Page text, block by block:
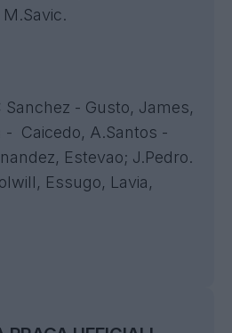
Sanchez - Gusto, James,
- Caicedo, A.Santos -
Estevao; J.Pedro.
Essugo, Lavia,